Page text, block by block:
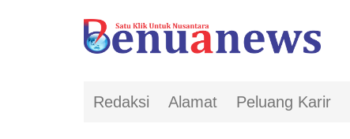
Redaksi Alamat Peluang Karir